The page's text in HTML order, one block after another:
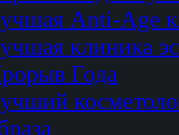
Anti-Age
клиника
Года